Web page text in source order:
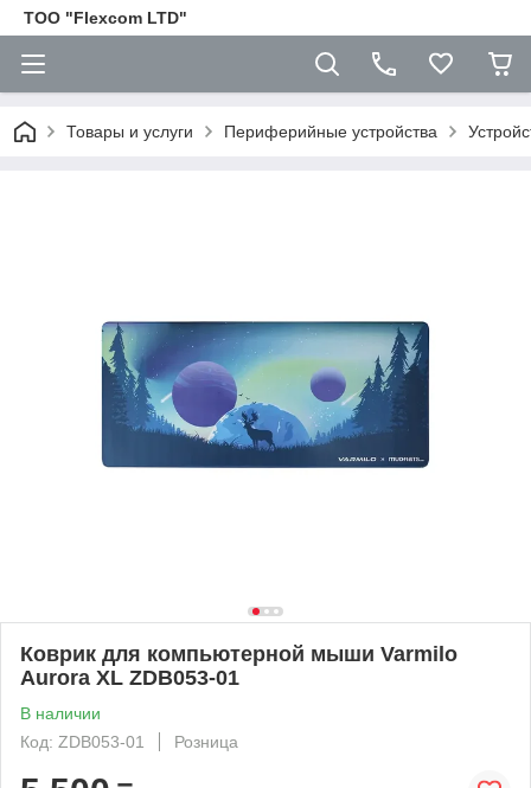
ТОО "Flexcom LTD"
Товары и услуги Периферийные устройства
Коврик для компьютерной мыши Varmilo
Aurora XL ZDB053-01
В наличии
Код: ZDB053-01
Розница